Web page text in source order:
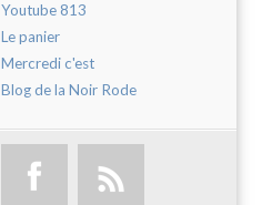
Youtube 813
Le panier
Mercredi c'est
Blog de la Noir Rode